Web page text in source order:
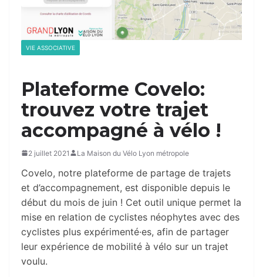
VIE ASSOCIATIVE
Plateforme Covelo:
trouvez votre trajet
accompagné à vélo !
2 juillet 2021 La Maison du Vélo Lyon métropole
Covelo, notre plateforme de partage de trajets
et d’accompagnement, est disponible depuis le
début du mois de juin ! Cet outil unique permet la
mise en relation de cyclistes néophytes avec des
cyclistes plus expérimenté·es, afin de partager
leur expérience de mobilité à vélo sur un trajet
voulu.